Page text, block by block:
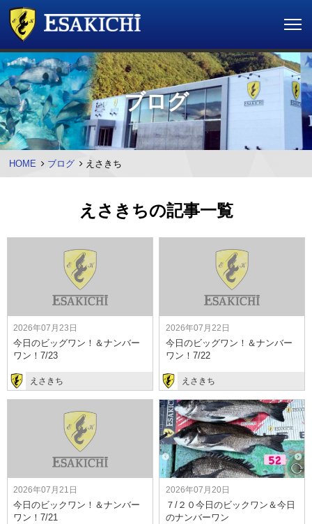
ブログ
HOME ブログ えさきち
えさきちの記事一覧
2026年07月23日
今日のビッグワン！＆ナンバー
ワン！7/23
えさきち
2026年07月22日
今日のビッグワン！＆ナンバー
ワン！7/22
えさきち
2026年07月21日
今日のビックワン！＆ナンバー
ワン！7/21
2026年07月20日
７/２０今日のビックワン＆今日
のナンバーワン